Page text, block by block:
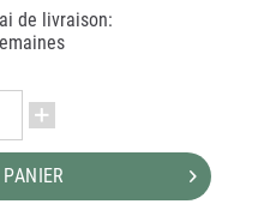
de livraison: